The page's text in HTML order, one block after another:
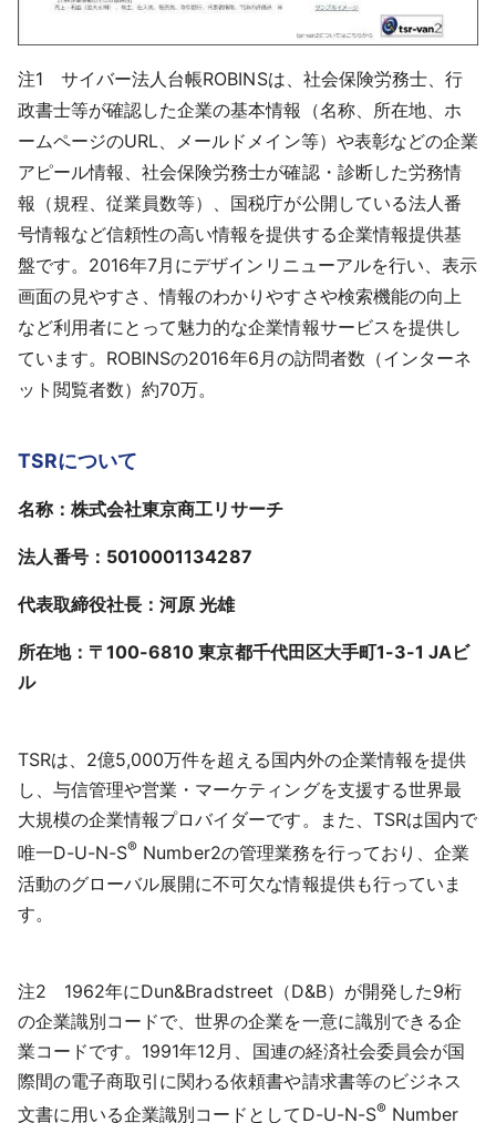
注1 サイバー法人台帳ROBINSは、社会保険労務士、行
政書士等が確認した企業の基本情報（名称、所在地、ホ
ームページのURL、メールドメイン等）や表彰などの企業
アピール情報、社会保険労務士が確認・診断した労務情
報（規程、従業員数等）、国税庁が公開している法人番
号情報など信頼性の高い情報を提供する企業情報提供基
盤です。2016年7月にデザインリニューアルを行い、表示
画面の見やすさ、情報のわかりやすさや検索機能の向上
など利用者にとって魅力的な企業情報サービスを提供し
ています。ROBINSの2016年6月の訪問者数（インターネ
ット閲覧者数）約70万。
TSRについて
名称：株式会社東京商工リサーチ
法人番号：5010001134287
代表取締役社長：河原 光雄
所在地：〒100-6810 東京都千代田区大手町1-3-1 JAビ
ル
TSRは、2億5,000万件を超える国内外の企業情報を提供
し、与信管理や営業・マーケティングを支援する世界最
大規模の企業情報プロバイダーです。また、TSRは国内で
唯一D-U-N-S® Number2の管理業務を行っており、企業
活動のグローバル展開に不可欠な情報提供も行っていま
す。
注2 1962年にDun&Bradstreet（D&B）が開発した9桁
の企業識別コードで、世界の企業を一意に識別できる企
業コードです。1991年12月、国連の経済社会委員会が国
際間の電子商取引に関わる依頼書や請求書等のビジネス
文書に用いる企業識別コードとしてD-U-N-S®Number